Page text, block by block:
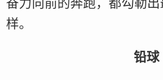
奋力向前的奔跑，都勾勒
样。
铅球